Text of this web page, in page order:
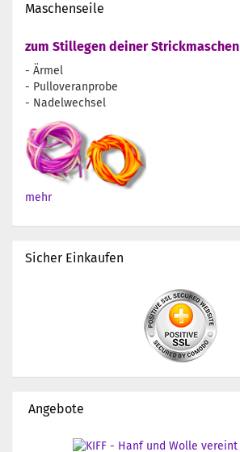
Maschenseile
zum Stillegen deiner Strickmaschen
- Ärmel
- Pulloveranprobe
- Nadelwechsel
mehr
Sicher Einkaufen
Angebote